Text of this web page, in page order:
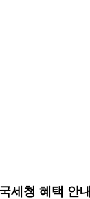
세청 혜택 안내